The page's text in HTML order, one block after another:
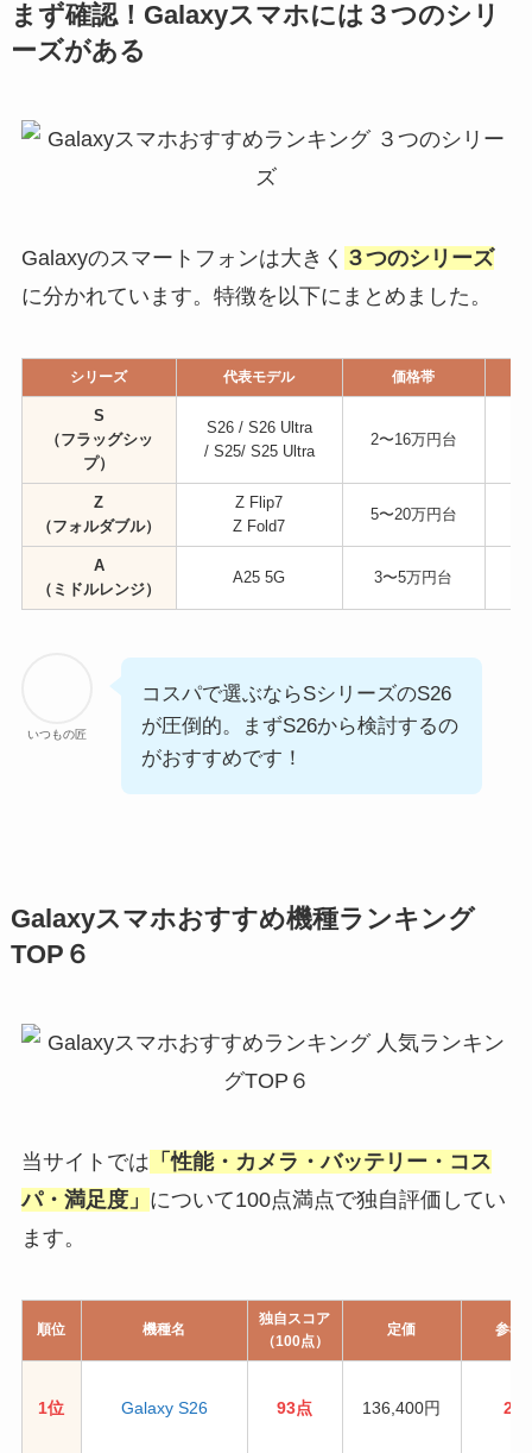
まず確認！Galaxyスマホには３つのシリ
ーズがある
Galaxyのスマートフォンは大きく ３つのシリーズ
に分かれています。特徴を以下にまとめました。
シリーズ 代表モデル 価格帯
S
（フラッグシッ
プ）
S26 / S26 Ultra
/ S25/ S25 Ultra
2〜16万円台
Z
（フォルダブル）
Z Flip7
Z Fold7
5〜20万円台
A
（ミドルレンジ）
A25 5G 3〜5万円台
いつもの匠
コスパで選ぶならSシリーズのS26
が圧倒的。まずS26から検討するの
がおすすめです！
Galaxyスマホおすすめ機種ランキング
TOP６
当サイトでは 「性能・カメラ・バッテリー・コス
パ・満足度」 について100点満点で独自評価してい
ます。
順位 機種名
独自スコア
（100点）
定価 参考
1位 Galaxy S26 93点 136,400円 24